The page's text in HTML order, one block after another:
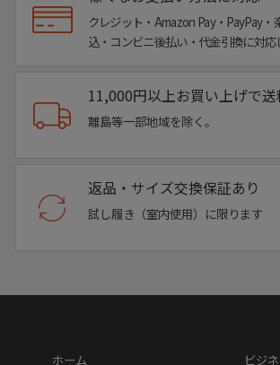
クレジット・Amazon Pay・PayPay・
込・コンビニ後払い・代金引換に対応
11,000円以上お買い上げで送
離島等一部地域を除く。
返品・サイズ交換保証あり
試し履き（室内使用）に限ります
ホーム ビジ